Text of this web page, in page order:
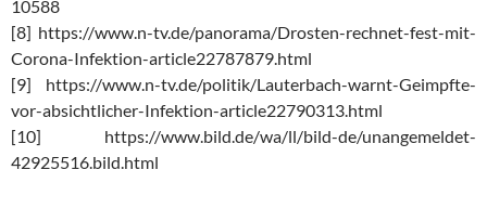
10588
[8] https://www.n-tv.de/panorama/Drosten-rechnet-fest-mit-
Corona-Infektion-article22787879.html
[9] https://www.n-tv.de/politik/Lauterbach-warnt-Geimpfte-
vor-absichtlicher-Infektion-article22790313.html
[10] https://www.bild.de/wa/ll/bild-de/unangemeldet-
42925516.bild.html